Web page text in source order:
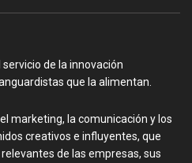
de la innovación
que la alimentan.
marketing, la comunicación y los
creativos e influyentes, que
de las empresas, sus